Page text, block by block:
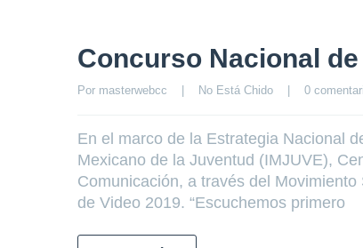
Concurso Nacional
Por masterwebcc No Está Chido 0
En el marco de la Estrategia Nacional
Mexicano de la Juventud (IMJUVE),
Comunicación, a través del
de Video 2019. “Escuchemos primero